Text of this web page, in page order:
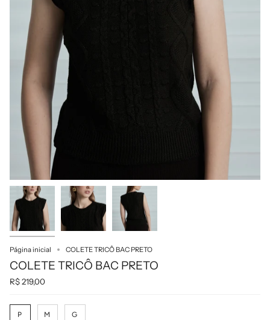
Página inicial COLETE TRICÔ BAC PRETO
COLETE TRICÔ BAC PRETO
R$ 219,00
T
P M G